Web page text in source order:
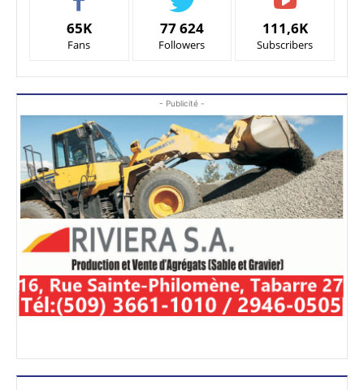
65K
Fans
77 624
Followers
111,6K
Subscribers
- Publicité -